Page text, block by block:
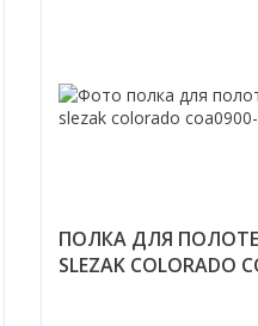
ПОЛКА ДЛЯ
SLEZAK COLORADO